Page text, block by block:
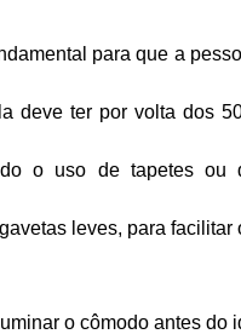
para que a
deve ter por volta dos
o uso de tapetes ou
leves, para facilitar
o cômodo antes do